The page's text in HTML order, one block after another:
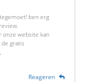
ben erg
onze website kan
gratis
Reageren